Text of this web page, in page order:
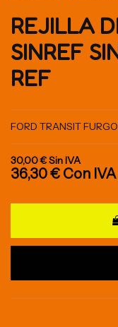
REJILLA
SINREF
REF
FORD TRANSIT
30,00 €Sin IVA
36,30 € Con IVA